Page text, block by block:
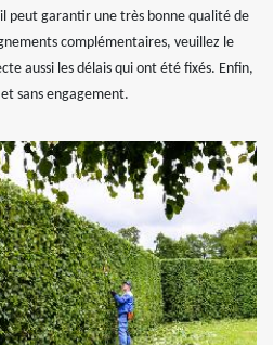
peut garantir une très bonne qualité de
complémentaires, veuillez le
aussi les délais qui ont été fixés. Enfin,
sans engagement.